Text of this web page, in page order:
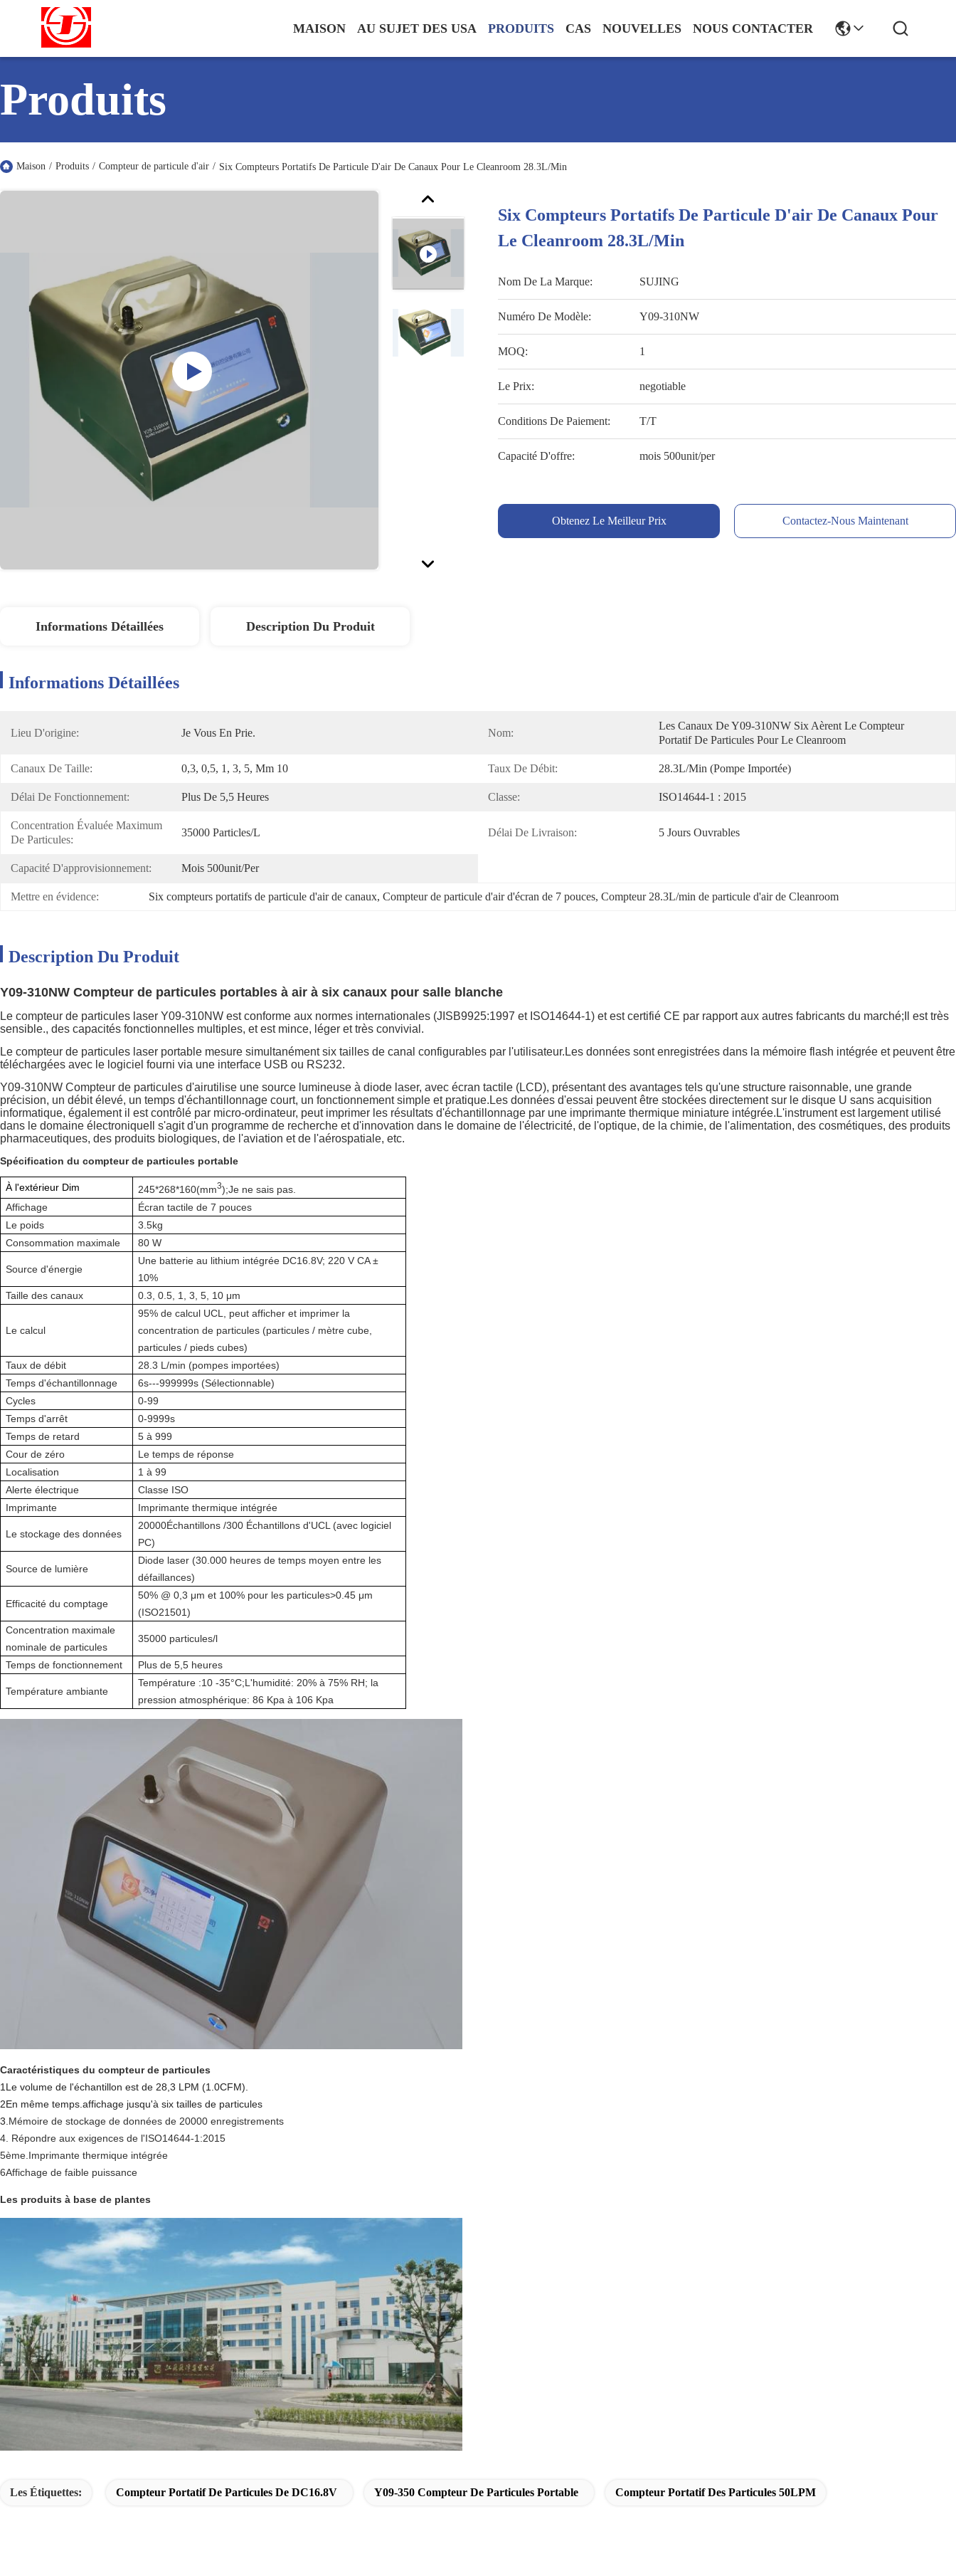
MAISON AU SUJET DES USA PRODUITS CAS NOUVELLES NOUS CONTACTER
Produits
Maison / Produits / Compteur de particule d'air / Six Compteurs Portatifs De Particule D'air De Canaux Pour Le Cleanroom 28.3L/Min
Six Compteurs Portatifs De Particule D'air De Canaux Pour
Le Cleanroom 28.3L/Min
Nom De La Marque: SUJING
Numéro De Modèle: Y09-310NW
MOQ: 1
Le Prix: negotiable
Conditions De Paiement: T/T
Capacité D'offre: mois 500unit/per
Obtenez Le Meilleur Prix Contactez-Nous Maintenant
Informations Détaillées Description Du Produit
Informations Détaillées
Lieu D'origine: Je Vous En Prie. Nom:
Les Canaux De Y09-310NW Six Aèrent Le Compteur
Portatif De Particules Pour Le Cleanroom
Canaux De Taille: 0,3, 0,5, 1, 3, 5, Μm 10 Taux De Débit: 28.3L/min (pompe Importée)
Délai De Fonctionnement: Plus De 5,5 Heures Classe: ISO14644-1 : 2015
Concentration Évaluée Maximum
De Particules:
35000 Particles/L Délai De Livraison: 5 Jours Ouvrables
Capacité D'approvisionnement: Mois 500unit/per
Mettre en évidence: Six compteurs portatifs de particule d'air de canaux, Compteur de particule d'air d'écran de 7 pouces, Compteur 28.3L/min de particule d'air de Cleanroom
Description Du Produit
Y09-310NW Compteur de particules portables à air à six canaux pour salle blanche
Le compteur de particules laser Y09-310NW est conforme aux normes internationales (JISB9925:1997 et ISO14644-1) et est certifié CE par rapport aux autres fabricants du marché;Il est très
sensible., des capacités fonctionnelles multiples, et est mince, léger et très convivial.
Le compteur de particules laser portable mesure simultanément six tailles de canal configurables par l'utilisateur.Les données sont enregistrées dans la mémoire flash intégrée et peuvent être
téléchargées avec le logiciel fourni via une interface USB ou RS232.
Y09-310NW Compteur de particules d'airutilise une source lumineuse à diode laser, avec écran tactile (LCD), présentant des avantages tels qu'une structure raisonnable, une grande
précision, un débit élevé, un temps d'échantillonnage court, un fonctionnement simple et pratique.Les données d'essai peuvent être stockées directement sur le disque U sans acquisition
informatique, également il est contrôlé par micro-ordinateur, peut imprimer les résultats d'échantillonnage par une imprimante thermique miniature intégrée.L'instrument est largement utilisé
dans le domaine électroniqueIl s'agit d'un programme de recherche et d'innovation dans le domaine de l'électricité, de l'optique, de la chimie, de l'alimentation, des cosmétiques, des produits
pharmaceutiques, des produits biologiques, de l'aviation et de l'aérospatiale, etc.
Spécification du compteur de particules portable
À l'extérieur Dim 245*268*160(mm3);Je ne sais pas.
Affichage
Écran tactile de 7 pouces
Le poids
3.5kg
Consommation maximale
80 W
Source d'énergie
Une batterie au lithium intégrée DC16.8V; 220 V CA ±
10%
Taille des canaux
0.3, 0.5, 1, 3, 5, 10 μm
Le calcul
95% de calcul UCL, peut afficher et imprimer la
concentration de particules (particules / mètre cube,
particules / pieds cubes)
Taux de débit
28.3 L/min (pompes importées)
Temps d'échantillonnage
6s---999999s (Sélectionnable)
Cycles
0-99
Temps d'arrêt
0-9999s
Temps de retard
5 à 999
Cour de zéro
Le temps de réponse
Localisation
1 à 99
Alerte électrique
Classe ISO
Imprimante
Imprimante thermique intégrée
Le stockage des données
20000Échantillons /300 Échantillons d'UCL (avec logiciel
PC)
Source de lumière
Diode laser (30.000 heures de temps moyen entre les
défaillances)
Efficacité du comptage
50% @ 0,3 μm et 100% pour les particules>0.45 μm
(ISO21501)
Concentration maximale
nominale de particules
35000 particules/l
Temps de fonctionnement Plus de 5,5 heures
Température ambiante
Température :10 -35°C;L'humidité: 20% à 75% RH; la
pression atmosphérique: 86 Kpa à 106 Kpa
Caractéristiques du compteur de particules
1Le volume de l'échantillon est de 28,3 LPM (1.0CFM)
2En même temps. affichage jusqu'à six tailles de particules
3. Mémoire de stockage de données de 20000 enregistrements
4. Répondre aux exigences de l'ISO14644-1:2015
5ème. Imprimante thermique intégrée
6Affichage de faible puissance
Les produits à base de plantes
Les Étiquettes: Compteur Portatif De Particules De DC16.8V Y09-350 Compteur De Particules Portable Compteur Portatif Des Particules 50LPM